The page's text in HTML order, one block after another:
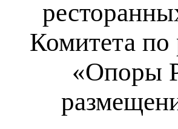
Комитета по
«Опоры